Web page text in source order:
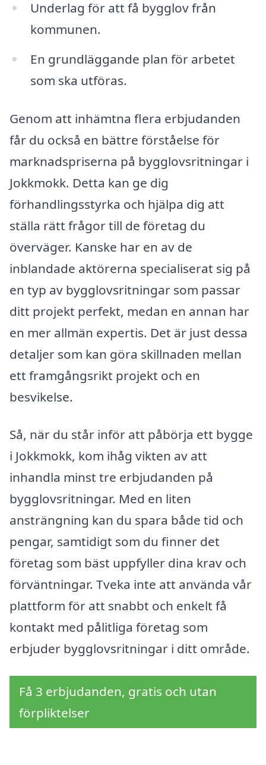
Underlag för att få bygglov från
kommunen.
En grundläggande plan för arbetet
som ska utföras.
Genom att inhämtna flera erbjudanden
får du också en bättre förståelse för
marknadspriserna på bygglovsritningar i
Jokkmokk. Detta kan ge dig
förhandlingsstyrka och hjälpa dig att
ställa rätt frågor till de företag du
överväger. Kanske har en av de
inblandade aktörerna specialiserat sig på
en typ av bygglovsritningar som passar
ditt projekt perfekt, medan en annan har
en mer allmän expertis. Det är just dessa
detaljer som kan göra skillnaden mellan
ett framgångsrikt projekt och en
besvikelse.
Så, när du står inför att påbörja ett bygge
i Jokkmokk, kom ihåg vikten av att
inhandla minst tre erbjudanden på
bygglovsritningar. Med en liten
ansträngning kan du spara både tid och
pengar, samtidigt som du finner det
företag som bäst uppfyller dina krav och
förväntningar. Tveka inte att använda vår
plattform för att snabbt och enkelt få
kontakt med pålitliga företag som
erbjuder bygglovsritningar i ditt område.
Få 3 erbjudanden, gratis och utan
förpliktelser